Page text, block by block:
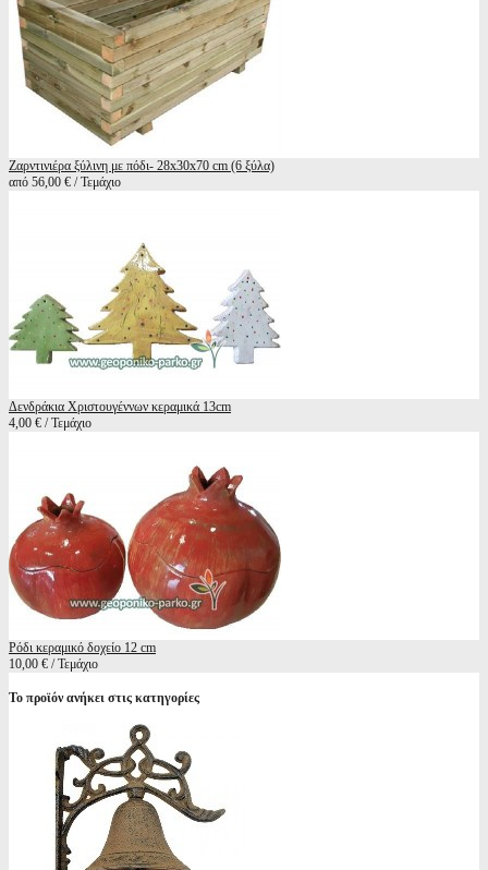
Ζαρντινιέρα ξύλινη με πόδι- 28x30x70 cm (6 ξύλα)
από 56,00 € / Τεμάχιο
Δενδράκια Χριστουγέννων κεραμικά 13cm
4,00 € / Τεμάχιο
Ρόδι κεραμικό δοχείο 12 cm
10,00 € / Τεμάχιο
Το προϊόν ανήκει στις κατηγορίες